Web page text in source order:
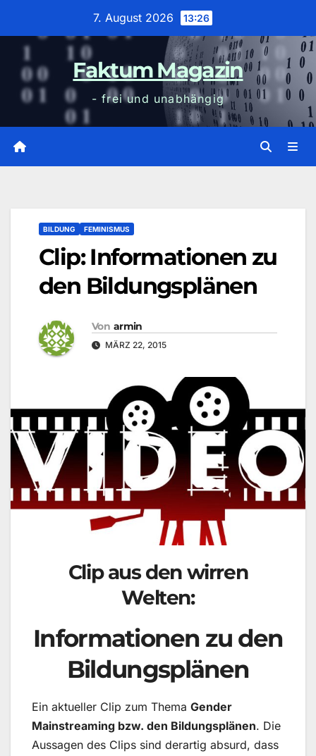
7. August 2026 13:26
Faktum Magazin
- frei und unabhängig
BILDUNG FEMINISMUS
Clip: Informationen zu
den Bildungsplänen
Von armin
MÄRZ 22, 2015
Clip aus den wirren
Welten:
Informationen zu den
Bildungsplänen
Ein aktueller Clip zum Thema Gender
Mainstreaming bzw. den Bildungsplänen. Die
Aussagen des Clips sind derartig absurd, dass